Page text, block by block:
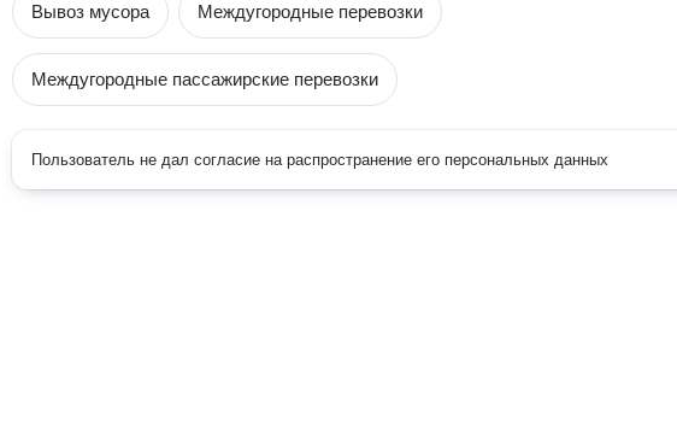
Вывоз мусора Междугородные перевозки
Междугородные пассажирские перевозки
Пользователь не дал согласие на распространение его персональных данных